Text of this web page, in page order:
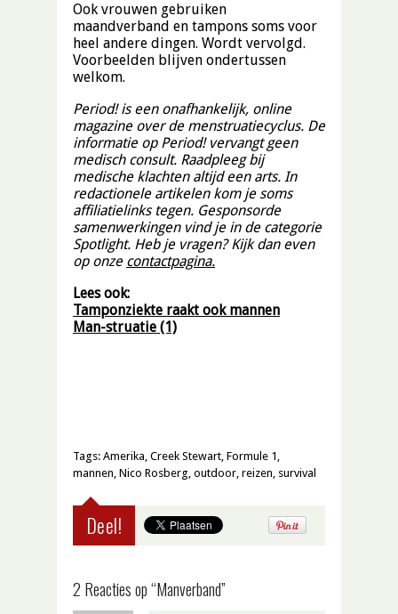
Ook vrouwen gebruiken
maandverband en tampons soms voor
heel andere dingen. Wordt vervolgd.
Voorbeelden blijven ondertussen
welkom.
Period! is een onafhankelijk, online
magazine over de menstruatiecyclus. De
informatie op Period! vervangt geen
medisch consult. Raadpleeg bij
medische klachten altijd een arts. In
redactionele artikelen kom je soms
affiliatielinks tegen. Gesponsorde
samenwerkingen vind je in de categorie
Spotlight. Heb je vragen? Kijk dan even
op onze contactpagina.
Lees ook:
Tamponziekte raakt ook mannen
Man-struatie (1)
Tags: Amerika, Creek Stewart, Formule 1 ,
mannen, Nico Rosberg, outdoor, reizen, survival
Deel!
2 Reacties op “Manverband”